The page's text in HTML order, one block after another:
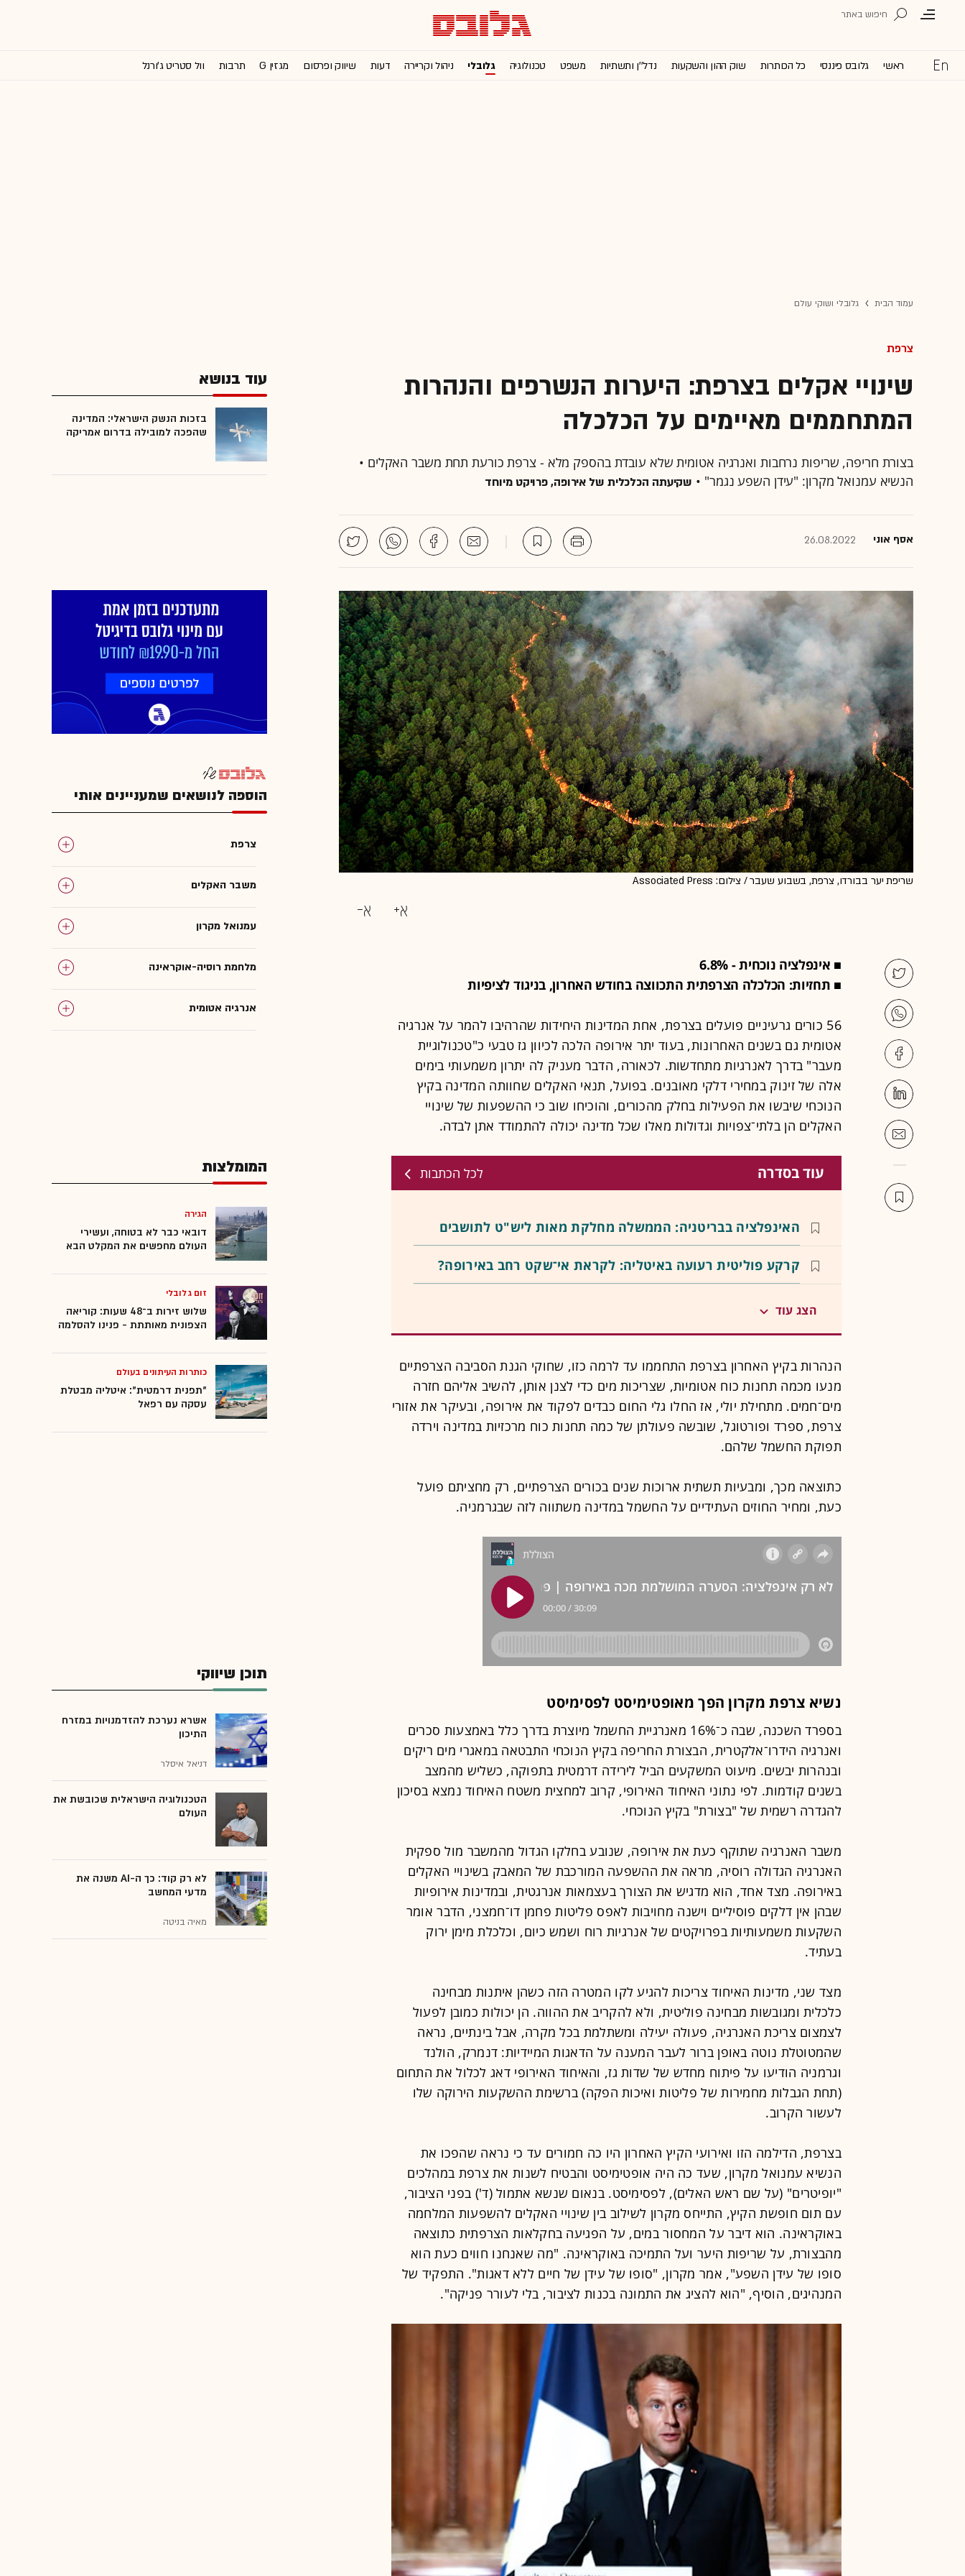
ראשי גלובס פיננסי כל הכותרות שוק ההון והשקעות נדל''ן ותשתיות משפט טכנולוגיה גלובלי ניהול וקריירה דעות שיווק ופרסום מגזין G תרבות וול סטריט ג'ורנל
עמוד הבית גלובלי ושוקי עולם
צרפת
שינויי אקלים בצרפת: היערות הנשרפים והנהרות
המתחממים מאיימים על הכלכלה
בצורת חריפה, שריפות נרחבות ואנרגיה אטומית שלא עובדת בהספק מלא - צרפת כורעת תחת משבר האקלים •
הנשיא עמנואל מקרון: "עידן השפע נגמר" • שקיעתה הכלכלית של אירופה, פרויקט מיוחד
אסף אוני 26.08.2022
שריפת יער בבורדו, צרפת, בשבוע שעבר / צילום: Associated Press
■ אינפלציה נוכחית - 6.8%
■ תחזיות: הכלכלה הצרפתית התכווצה בחודש האחרון, בניגוד לציפיות
56 כורים גרעיניים פועלים בצרפת, אחת המדינות היחידות שהרהיבו להמר על אנרגיה
אטומית גם בשנים האחרונות, בעוד יתר אירופה הלכה לכיוון גז טבעי כ"טכנולוגיית
מעבר" בדרך לאנרגיות מתחדשות. לכאורה, הדבר מעניק לה יתרון משמעותי בימים
אלה של זינוק במחירי דלקי מאובנים. בפועל, תנאי האקלים שחוותה המדינה בקיץ
הנוכחי שיבשו את הפעילות בחלק מהכורים, והוכיחו שוב כי ההשפעות של שינויי
האקלים הן בלתי־צפויות וגדולות מאלו שכל מדינה יכולה להתמודד אתן לבדה.
עוד בסדרה לכל הכתבות
האינפלציה בבריטניה: הממשלה מחלקת מאות ליש"ט לתושבים
קרקע פוליטית רעועה באיטליה: לקראת אי־שקט רחב באירופה?
הצג עוד
הנהרות בקיץ האחרון בצרפת התחממו עד לרמה כזו, שחוקי הגנת הסביבה הצרפתיים
מנעו מכמה תחנות כוח אטומיות, שצריכות מים כדי לצנן אותן, להשיב אליהם חזרה
מים־חמים. מתחילת יולי, אז החלו גלי החום כבדים לפקוד את אירופה, ובעיקר את אזורי
צרפת, ספרד ופורטוגל, שובשה פעולתן של כמה תחנות כוח מרכזיות במדינה וירדה
תפוקת החשמל שלהם.
כתוצאה מכך, ומבעיות תשתית ארוכות שנים בכורים הצרפתיים, רק מחציתם פועל
כעת, ומחיר החוזים העתידיים על החשמל במדינה משתווה לזה שבגרמניה.
נשיא צרפת מקרון הפך מאופטימיסט לפסימיסט
בספרד השכנה, שבה כ־16% מאנרגיית החשמל מיוצרת בדרך כלל באמצעות סכרים
ואנרגיה הידרו־אלקטרית, הבצורת החריפה בקיץ הנוכחי התבטאה במאגרי מים ריקים
ובנהרות יבשים. מיעוט המשקעים הביל לירידה דרמטית בתפוקה, כשליש מהמצב
בשנים קודמות. לפי נתוני האיחוד האירופי, קרוב למחצית משטח האיחוד נמצא בסיכון
להגדרה רשמית של "בצורת" בקיץ הנוכחי.
משבר האנרגיה שתוקף כעת את אירופה, שנובע בחלקו הגדול מהמשבר מול ספקית
האנרגיה הגדולה רוסיה, מראה את ההשפעה המורכבת של המאבק בשינויי האקלים
באירופה. מצד אחד, הוא מדגיש את הצורך בעצמאות אנרגטית, ובמדינות אירופיות
שבהן אין דלקים פוסיליים וישנה מחויבות לאפס פליטות פחמן דו־חמצני, הדבר אומר
השקעות משמעותיות בפרויקטים של אנרגיות רוח ושמש כיום, וכלכלת מימן ירוק
בעתיד.
מצד שני, מדינות האיחוד צריכות להגיע לקו המטרה הזה כשהן איתנות מבחינה
כלכלית ומגובשות מבחינה פוליטית, ולא להקריב את ההווה. הן יכולות כמובן לפעול
לצמצום צריכת האנרגיה, פעולה יעילה ומשתלמת בכל מקרה, אבל בינתיים, נראה
שהמטוטלת נוטה באופן ברור לעבר המענה על הדאגות המיידיות: דנמרק, הולנד
וגרמניה הודיעו על פיתוח מחדש של שדות גז, והאיחוד האירופי דאג לכלול את התחום
(תחת הגבלות מחמירות של פליטות ואיכות הפקה) ברשימת ההשקעות הירוקה שלו
לעשור הקרוב.
בצרפת, הדילמה הזו ואירועי הקיץ האחרון היו כה חמורים עד כי נראה שהפכו את
הנשיא עמנואל מקרון, שעד כה היה אופטימיסט והבטיח לשנות את צרפת במהלכים
"יופיטרים" (על שם ראש האלים), לפסימיסט. בנאום שנשא אתמול (ד') בפני הציבור,
עם תום חופשת הקיץ, התייחס מקרון לשילוב בין שינויי האקלים להשפעות המלחמה
באוקראינה. הוא דיבר על המחסור במים, על הפגיעה בחקלאות הצרפתית כתוצאה
מהבצורת, על שריפות היער ועל התמיכה באוקראינה. "מה שאנחנו חווים כעת הוא
סופו של עידן השפע", אמר מקרון, "סופו של עידן של חיים ללא דאגות". התפקיד של
המנהיגים, הוסיף, "הוא להציג את התמונה בכנות לציבור, בלי לעורר פניקה".
עוד בנושא
בזכות הנשק הישראלי: המדינה
שהפכה למובילה בדרום אמריקה
הוספה לנושאים שמעניינים אותי
צרפת
משבר האקלים
עמנואל מקרון
מלחמת רוסיה-אוקראינה
אנרגיה אטומית
המומלצות
הגירה
דובאי כבר לא בטוחה, ועשירי
העולם מחפשים את המקלט הבא
זום גלובלי
שלוש זירות ב־48 שעות: קוריאה
הצפונית מאותתת - פנינו להסלמה
כותרות העיתונים בעולם
"תפנית דרמטית": איטליה מבטלת
עסקה עם רפאל
תוכן שיווקי
אשרא נערכת להזדמנויות במזרח
התיכון
דניאל איסלר
הטכנולוגיה הישראלית שכובשת את
העולם
לא רק קוד: כך ה-AI משנה את
מדעי המחשב
מאיה בניטה